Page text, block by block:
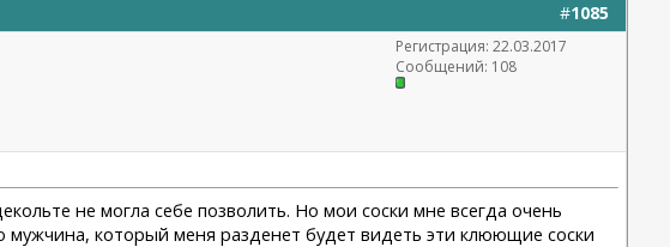
нельзя
#1085
Регистрация: 22.03.2017
Сообщений: 108
не могла себе позволить. Но мои соски мне всегда очень
мужчина, который меня разденет будет видеть эти клюющие соски